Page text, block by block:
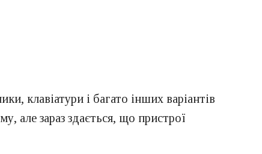
клавіатури і багато інших варіантів
але зараз здається, що пристрої